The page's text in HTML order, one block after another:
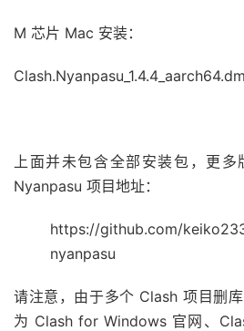
M 芯片 Mac 安装：
上面并未包含全部安装包，更
Nyanpasu 项目地址：
https://github.com/
nyanpasu
请注意，由于多个 Clash 项目删
为 Clash for Windows 官网、